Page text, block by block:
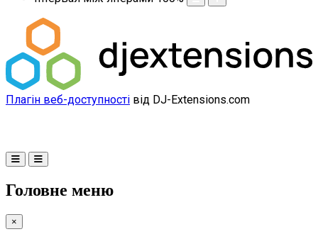
Плагін веб-доступності від DJ-Extensions.com
Головне меню
×